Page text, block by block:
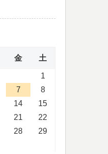
金 土
1
7
8
14
15
21
22
28
29